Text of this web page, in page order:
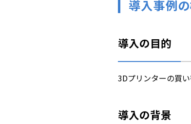
導入事例
導入の目的
3Dプリンターの買
導入の背景